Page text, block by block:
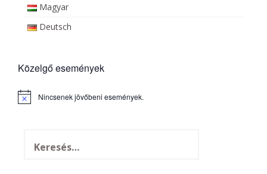
Magyar
Deutsch
Közelgő események
N
Nincsenek jövőbeni események.